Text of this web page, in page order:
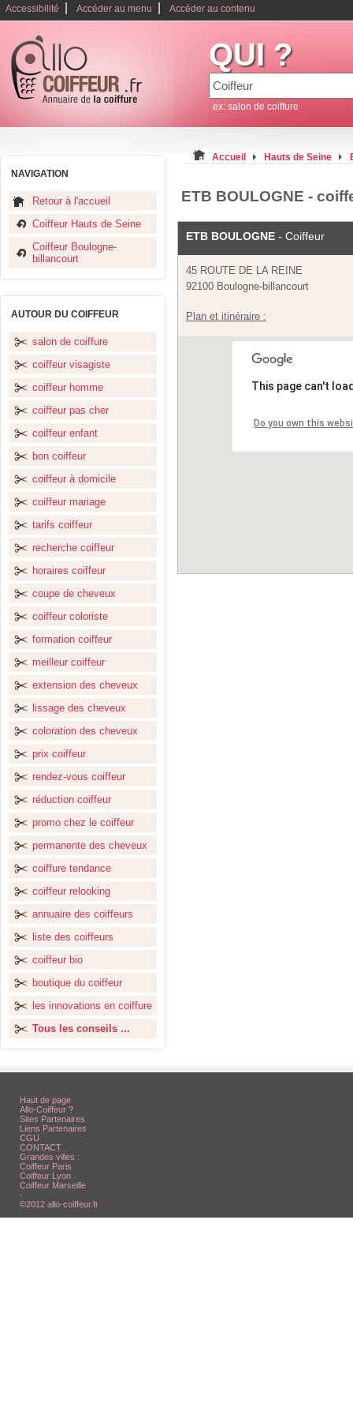
Accessibilité Accéder au menu Accéder au contenu
QUI ?
ex: salon de coiffure
NAVIGATION
Retour à l'accueil
Coiffeur Hauts de Seine
Coiffeur Boulogne-
billancourt
AUTOUR DU COIFFEUR
salon de coiffure
coiffeur visagiste
coiffeur homme
coiffeur pas cher
coiffeur enfant
bon coiffeur
coiffeur à domicile
coiffeur mariage
tarifs coiffeur
recherche coiffeur
horaires coiffeur
coupe de cheveux
coiffeur coloriste
formation coiffeur
meilleur coiffeur
extension des cheveux
lissage des cheveux
coloration des cheveux
prix coiffeur
rendez-vous coiffeur
réduction coiffeur
promo chez le coiffeur
permanente des cheveux
coiffure tendance
coiffeur relooking
annuaire des coiffeurs
liste des coiffeurs
coiffeur bio
boutique du coiffeur
les innovations en coiffure
Tous les conseils ...
Accueil Hauts de Seine
ETB BOULOGNE -
ETB BOULOGNE - Coiffeur
45 ROUTE DE LA REINE
92100 Boulogne-billancourt
Plan et itinéraire :
This page can't
Do you own this
Haut de page
Allo-Coiffeur ?
Sites Partenaires
Liens Partenaires
CGU
CONTACT
Grandes villes :
Coiffeur Paris
Coiffeur Lyon
Coiffeur Marseille
-
©2012 allo-coiffeur.fr